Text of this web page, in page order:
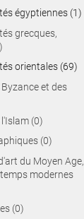
égyptiennes (1)
grecques,
orientales (69)
et des
(0)
(0)
du Moyen Age,
modernes
(0)